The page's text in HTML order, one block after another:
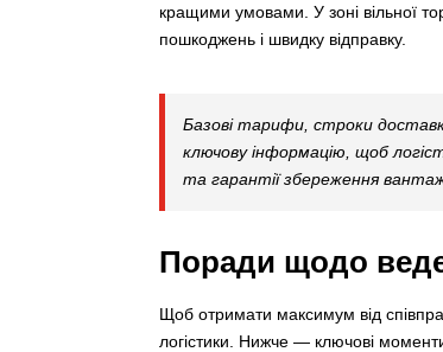
кращими умовами. У зоні вільної
пошкоджень і швидку відправку.
Базові тарифи, строки
ключову інформацію, щоб
та гарантії збереження
Поради щодо
Щоб отримати максимум від
логістики. Нижче — ключові